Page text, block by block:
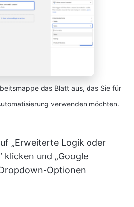
das Blatt aus, das Sie für
verwenden möchten.
„Erweiterte Logik oder
klicken und „Google
Optionen